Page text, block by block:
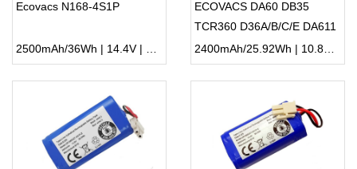
Ecovacs N168-4S1P
2500mAh/36Wh | 14.4V | Li-ion ...
ECOVACS DA60 DB35
TCR360 D36A/B/C/E DA611
2400mAh/25.92Wh | 10.8V | Li-ion ...